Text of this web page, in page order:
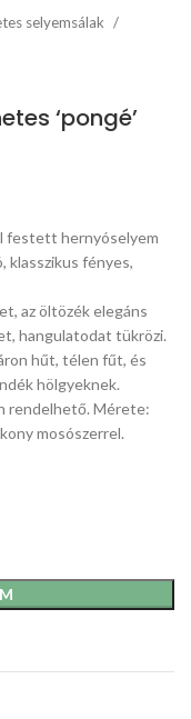
selyemsálak
‘pongé’
festett hernyóselyem
klasszikus fényes,
az öltözék elegáns
hangulatodat tükrözi.
hűt, télen fűt, és
hölgyeknek.
rendelhető. Mérete:
mosószerrel.